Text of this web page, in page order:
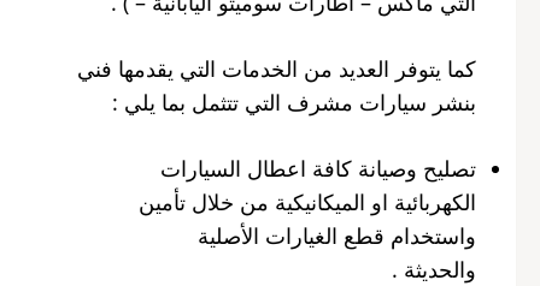
كما يتوفر العديد من الخدمات التي يقدمها فني
بنشر سيارات مشرف التي تتثمل بما يلي :
تصليح وصيانة كافة اعطال السيارات
الكهربائية او الميكانيكية من خلال تأمين
واستخدام قطع الغيارات الأصلية
والحديثة .